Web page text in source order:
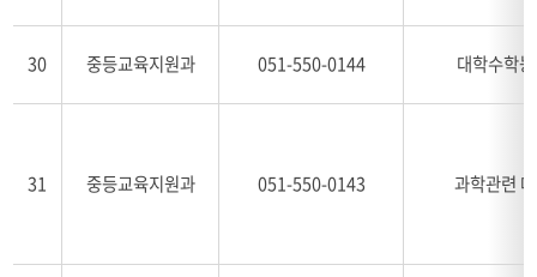
30 중등교육지원과 051-550-0144 대학수학
31 중등교육지원과 051-550-0143 과학관련